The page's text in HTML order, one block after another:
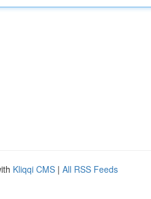
Kliqqi CMS | All RSS Feeds